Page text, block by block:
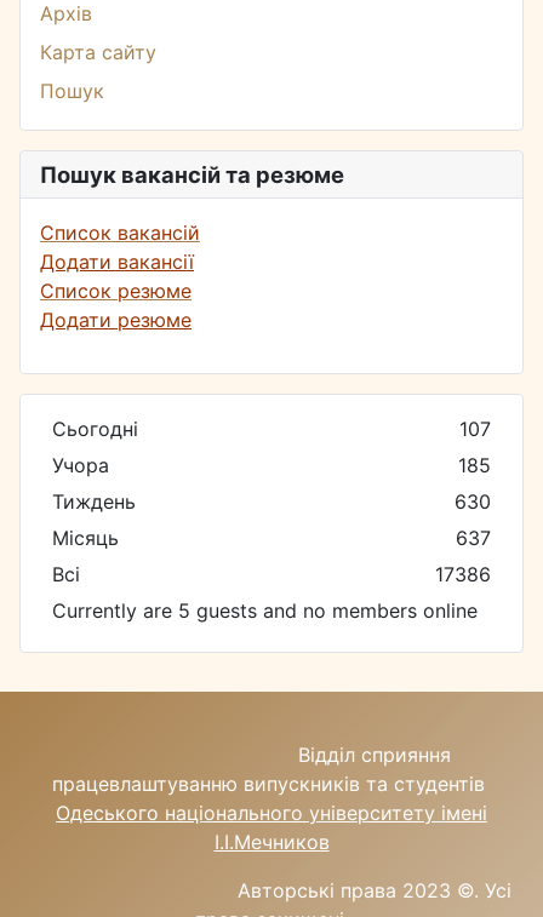
Архів
Карта сайту
Пошук
Пошук вакансій та резюме
Список вакансій
Додати вакансії
Список резюме
Додати резюме
Сьогодні
107
Учора
185
Тиждень
630
Місяць
637
Всі
17386
Currently are 5 guests and no members online
Відділ сприяння
працевлаштуванню випускників та студентів
Одеського національного університету імені
І.І.Мечников
Авторські права 2023 ©. Усі